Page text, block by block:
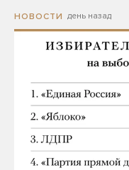
НОВОСТИ день назад